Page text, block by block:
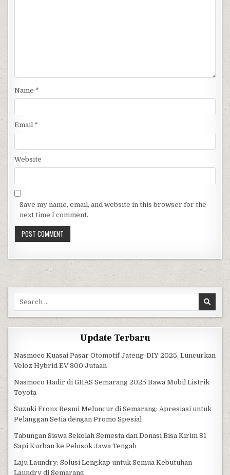
Name *
Email *
Website
Save my name, email, and website in this browser for the
next time I comment.
Update Terbaru
Nasmoco Kuasai Pasar Otomotif Jateng-DIY 2025, Luncurkan
Veloz Hybrid EV 300 Jutaan
Nasmoco Hadir di GIIAS Semarang 2025 Bawa Mobil Listrik
Toyota
Suzuki Fronx Resmi Meluncur di Semarang: Apresiasi untuk
Pelanggan Setia dengan Promo Spesial
Tabungan Siswa Sekolah Semesta dan Donasi Bisa Kirim 81
Sapi Kurban ke Pelosok Jawa Tengah
Laju Laundry: Solusi Lengkap untuk Semua Kebutuhan
Laundry di Semarang